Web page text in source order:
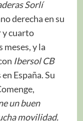
Sorlí
derecha en su
cuarto
y la
Ibersol CB
España. Su
un buen
movilidad.